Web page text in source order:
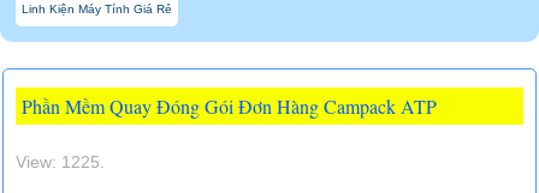
Linh Kiện Máy Tính Giá Rẻ
Phần Mềm Quay Đóng Gói Đơn Hàng Campack ATP
View: 1225.